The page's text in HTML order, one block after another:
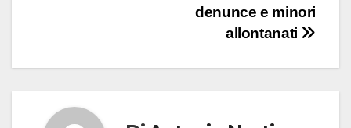
denunce e minori
allontanati